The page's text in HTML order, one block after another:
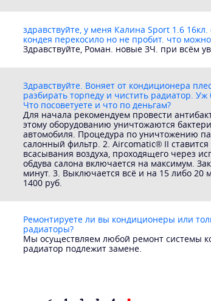
здравствуйте, у меня Калина Sport 1.6
кондея перекосило но не пробит. что
Здравствуйте, Роман. новые ЗЧ. при всём
Здравствуйте. Воняет от кондиционера
разбирать торпеду и чистить радиатор.
Что посоветуете и что по деньгам?
Для начала рекомендуем провести
этому оборудованию уничтожаются
автомобиля. Процедура по уничтожению
салонный фильтр. 2. Aircomatic® II
всасывания воздуха, проходящего через
обдува салона включается на максимум.
минут. 3. Выключается всё и на 15 либо 20
1400 руб.
Ремонтируете ли вы кондиционеры или
радиаторы?
Мы осуществляем любой ремонт системы
радиатор подлежит замене.